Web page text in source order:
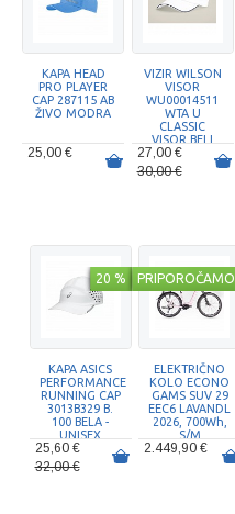
KAPA HEAD
PRO PLAYER
CAP 287115 AB
ŽIVO MODRA
25,00 €
VIZIR WILSON
VISOR
WU00014511
WTA U
CLASSIC
VISOR BELI
27,00 €
30,00 €
20 %
KAPA ASICS
PERFORMANCE
RUNNING CAP
3013B329 B.
100 BELA -
UNISEX
25,60 €
32,00 €
PRIPOROČAMO
ELEKTRIČNO
KOLO ECONO
GAMS SUV 29
EEC6 LAVANDL
2026, 700Wh,
S/M
2.449,90 €